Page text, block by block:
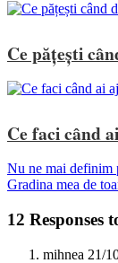
Ce pățești
Ce faci când
Nu ne mai definim
Gradina mea de
12 Responses
mihnea 21/